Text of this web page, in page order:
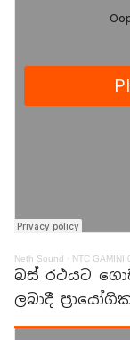
Neth Sound · NTC GAMINI
බස් රථයට
ලබාදී